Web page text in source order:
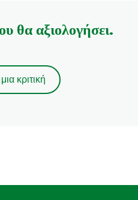
θα αξιολογήσει.
κριτική